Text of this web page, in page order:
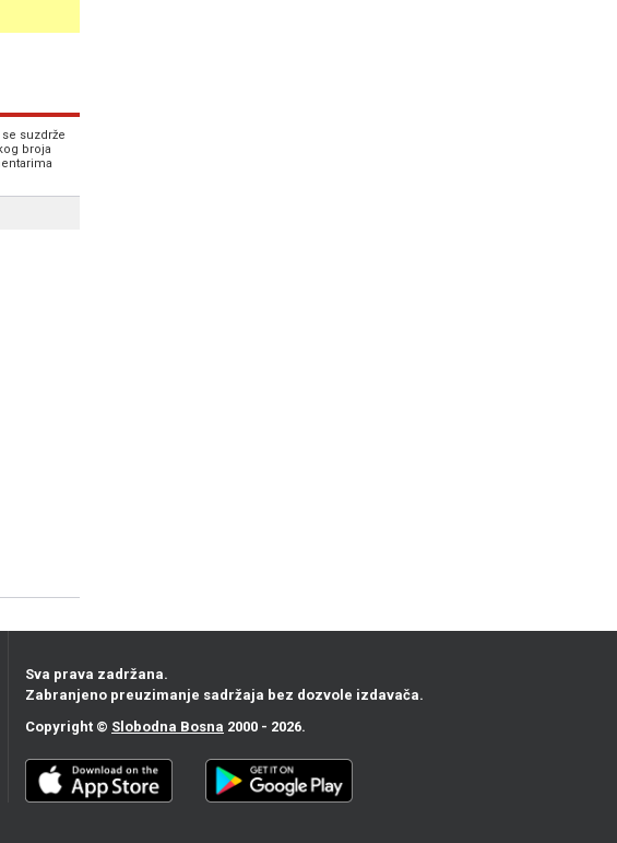
suzdrže
broja
Sva prava zadržana.
Zabranjeno preuzimanje sadržaja bez dozvole izdavača.
Copyright © Slobodna Bosna 2000 - 2026.